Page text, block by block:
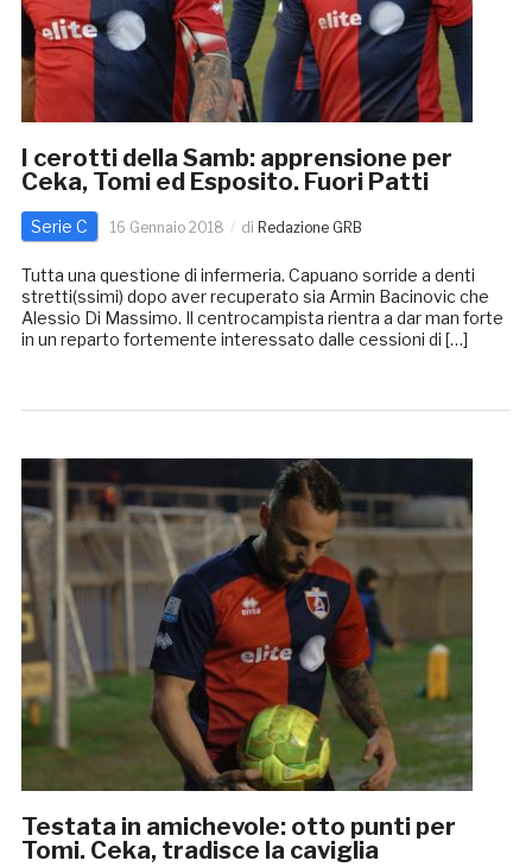
I cerotti della Samb: apprensione per
Ceka, Tomi ed Esposito. Fuori Patti
Serie C 16 Gennaio 2018 di Redazione GRB
Tutta una questione di infermeria. Capuano sorride a denti
stretti(ssimi) dopo aver recuperato sia Armin Bacinovic che
Alessio Di Massimo. Il centrocampista rientra a dar man forte
in un reparto fortemente interessato dalle cessioni di […]
Testata in amichevole: otto punti per
Tomi. Ceka, tradisce la caviglia